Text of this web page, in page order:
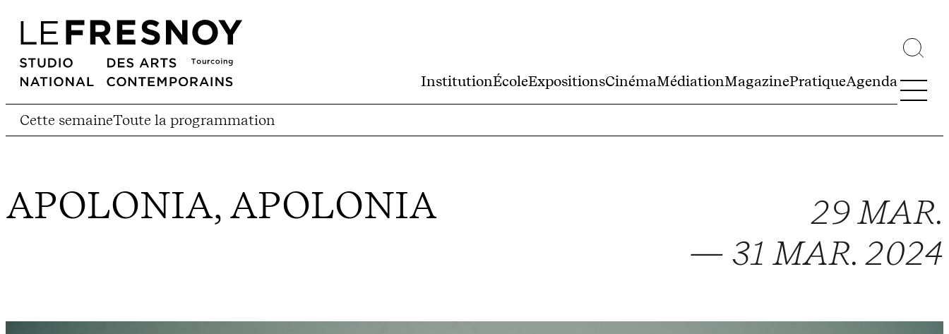
InstitutionÉcoleExpositionsCinémaMédiationMagazinePratiqueAgenda
Cette semaineToute la programmation
APOLONIA, APOLONIA
29 MAR.
— 31 MAR. 2024